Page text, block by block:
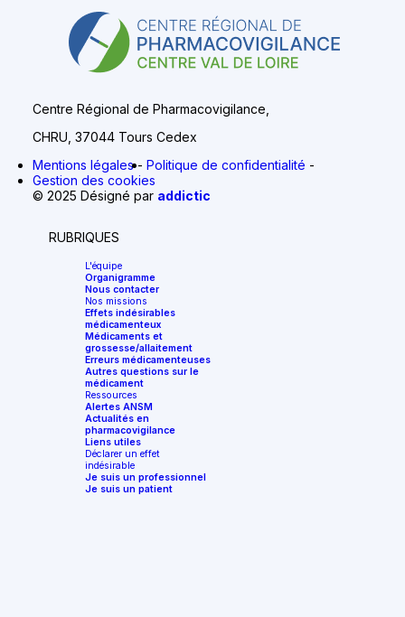
Centre Régional de Pharmacovigilance,
CHRU, 37044 Tours Cedex
Mentions légales
Politique de confidentialité
Gestion des cookies
© 2025 Désigné par addictic
RUBRIQUES
L'équipe
Organigramme
Nous contacter
Nos missions
Effets indésirables
médicamenteux
Médicaments et
grossesse/allaitement
Erreurs médicamenteuses
Autres questions sur le
médicament
Ressources
Alertes ANSM
Actualités en
pharmacovigilance
Liens utiles
Déclarer un effet
indésirable
Je suis un professionnel
Je suis un patient